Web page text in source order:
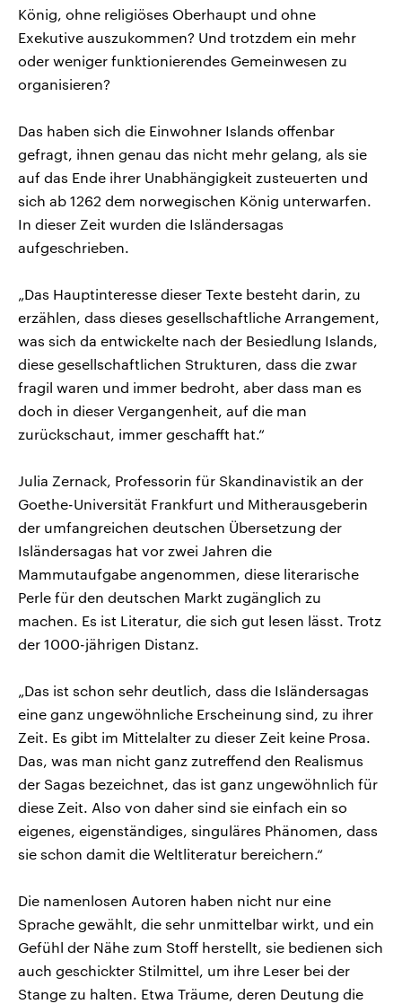
König, ohne religiöses Oberhaupt und ohne
Exekutive auszukommen? Und trotzdem ein mehr
oder weniger funktionierendes Gemeinwesen zu
organisieren?
Das haben sich die Einwohner Islands offenbar
gefragt, ihnen genau das nicht mehr gelang, als sie
auf das Ende ihrer Unabhängigkeit zusteuerten und
sich ab 1262 dem norwegischen König unterwarfen.
In dieser Zeit wurden die Isländersagas
aufgeschrieben.
„Das Hauptinteresse dieser Texte besteht darin, zu
erzählen, dass dieses gesellschaftliche Arrangement,
was sich da entwickelte nach der Besiedlung Islands,
diese gesellschaftlichen Strukturen, dass die zwar
fragil waren und immer bedroht, aber dass man es
doch in dieser Vergangenheit, auf die man
zurückschaut, immer geschafft hat.“
Julia Zernack, Professorin für Skandinavistik an der
Goethe-Universität Frankfurt und Mitherausgeberin
der umfangreichen deutschen Übersetzung der
Isländersagas hat vor zwei Jahren die
Mammutaufgabe angenommen, diese literarische
Perle für den deutschen Markt zugänglich zu
machen. Es ist Literatur, die sich gut lesen lässt. Trotz
der 1000-jährigen Distanz.
„Das ist schon sehr deutlich, dass die Isländersagas
eine ganz ungewöhnliche Erscheinung sind, zu ihrer
Zeit. Es gibt im Mittelalter zu dieser Zeit keine Prosa.
Das, was man nicht ganz zutreffend den Realismus
der Sagas bezeichnet, das ist ganz ungewöhnlich für
diese Zeit. Also von daher sind sie einfach ein so
eigenes, eigenständiges, singuläres Phänomen, dass
sie schon damit die Weltliteratur bereichern.“
Die namenlosen Autoren haben nicht nur eine
Sprache gewählt, die sehr unmittelbar wirkt, und ein
Gefühl der Nähe zum Stoff herstellt, sie bedienen sich
auch geschickter Stilmittel, um ihre Leser bei der
Stange zu halten. Etwa Träume, deren Deutung die